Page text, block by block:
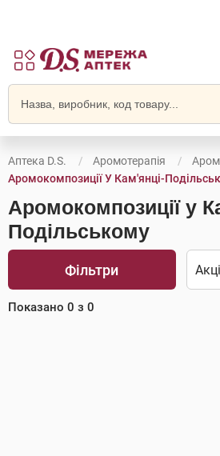
Аптека D.S. Аромотерапія
Аромокомпозиції У Кам'янці-
Аромокомпозиції у
Подільському
Фільтри
Показано 0 з 0